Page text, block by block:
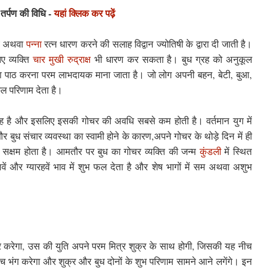
की विधि -यहां क्लिक कर पढ़ें
अथवापन्नारत्न धारण करने की सलाह विद्वान ज्योतिषी के द्वारा दी जाती है।
व्यक्तिचार मुखी रुद्राक्षभी धारण कर सकता है। बुध ग्रह को अनुकूल
पाठ करना परम लाभदायक माना जाता है। जो लोग अपनी बहन, बेटी, बुआ,
देता है।
और इसलिए इसकी गोचर की अवधि सबसे कम होती है। वर्तमान युग में
बुध संचार व्यवस्था का स्वामी होने के कारण,अपने गोचर के थोड़े दिन में ही
होता है। आमतौर पर बुध का गोचर व्यक्ति की जन्मकुंडलीमें स्थित
और ग्यारहवें भाव में शुभ फल देता है और शेष भागों में सम अथवा अशुभ
करेगा, उस की युति अपने परम मित्र शुक्र के साथ होगी, जिसकी यह नीच
भंग करेगा और शुक्र और बुध दोनों के शुभ परिणाम सामने आने लगेंगे। इन